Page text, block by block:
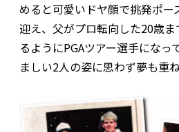
めると可愛いドヤ顔で挑発ポー
迎え、父がプロ転向した20歳
るようにPGAツアー選手になっ
ましい2人の姿に思わず夢も重ね